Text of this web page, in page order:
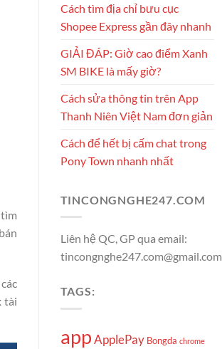
tài
Cách tìm địa chỉ bưu cục
Shopee Express gần đây nhanh
GIẢI ĐÁP: Giờ cao điểm Xanh
SM BIKE là mấy giờ?
Cách sửa thông tin trên App
Thanh Niên Việt Nam đơn giản
Cách để hết bị cấm chat trong
Pony Town nhanh nhất
TINCONGNGHE247.COM
Liên hệ QC, GP qua email:
tincongnghe247.com@gmail.com
TAGS:
appApplePay Bongda chrome